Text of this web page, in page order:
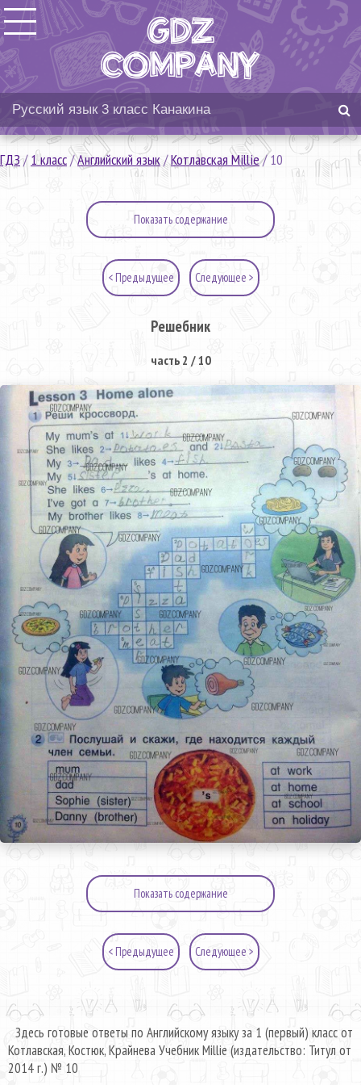
ГДЗ/1 класс/Английский язык/Котлавская Millie/10
Показать содержание
< Предыдущее Следующее >
Решебник
часть 2 / 10
Показать содержание
< Предыдущее Следующее >
Здесь готовые ответы по Английскому языку за 1 (первый) класс от
Котлавская, Костюк, Крайнева Учебник Millie (издательство: Титул от
2014 г.) № 10